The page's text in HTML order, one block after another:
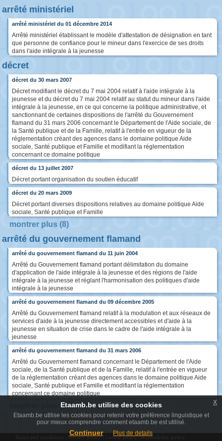
arrêté ministériel
arrêté ministériel du 01 décembre 2014
Arrêté ministériel établissant le modèle d'attestation de désignation en tant
que personne de confiance pour le mineur dans l'exercice de ses droits
dans l'aide intégrale à la jeunesse
décret
décret du 30 mars 2007
Décret modifiant le décret du 7 mai 2004 relatif à l'aide intégrale à la
jeunesse et du décret du 7 mai 2004 relatif au statut du mineur dans l'aide
intégrale à la jeunesse, en ce qui concerne la politique administrative, et
sanctionnant de certaines dispositions de l'arrêté du Gouvernement
flamand du 31 mars 2006 concernant le Département de l'Aide sociale, de
la Santé publique et de la Famille, relatif à l'entrée en vigueur de la
réglementation créant des agences dans le domaine politique Aide
sociale, Santé publique et Famille et modifiant la réglementation
concernant ce domaine politique
décret du 13 juillet 2007
Décret portant organisation du soutien éducatif
décret du 20 mars 2009
Décret portant diverses dispositions relatives au domaine politique Aide
sociale, Santé publique et Famille
montrer plus (8)
arrêté du gouvernement flamand
arrêté du gouvernement flamand du 11 juin 2004
Arrêté du Gouvernement flamand portant délimitation du domaine
d'application de l'aide intégrale à la jeunesse et des régions de l'aide
intégrale à la jeunesse et réglant l'harmonisation des politiques d'aide
intégrale à la jeunesse
arrêté du gouvernement flamand du 09 décembre 2005
Arrêté du Gouvernement flamand relatif à la modulation et aux réseaux de
services d'aide à la jeunesse directement accessibles et d'aide à la
jeunesse en situation de crise dans le cadre de l'aide intégrale à la
jeunesse
arrêté du gouvernement flamand du 31 mars 2006
Arrêté du Gouvernement flamand concernant le Département de l'Aide
sociale, de la Santé publique et de la Famille, relatif à l'entrée en vigueur
de la réglementation créant des agences dans le domaine politique Aide
sociale, Santé publique et Famille et modifiant la réglementation
concernant ce domaine politique
montrer plus (23)
Privacy policy| Cookie policy|Accessibility policy
Etaamb.be utilise des cookies
Etaamb.be utilise les cookies pour retenir votre préférence linguistique et
pour mieux comprendre comment etaamb.be est utilisé.
Continuer Plus de details
x